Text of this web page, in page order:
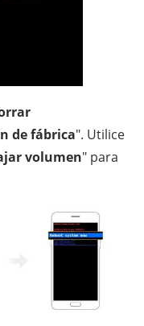
de fábrica". Utilice
volumen" para